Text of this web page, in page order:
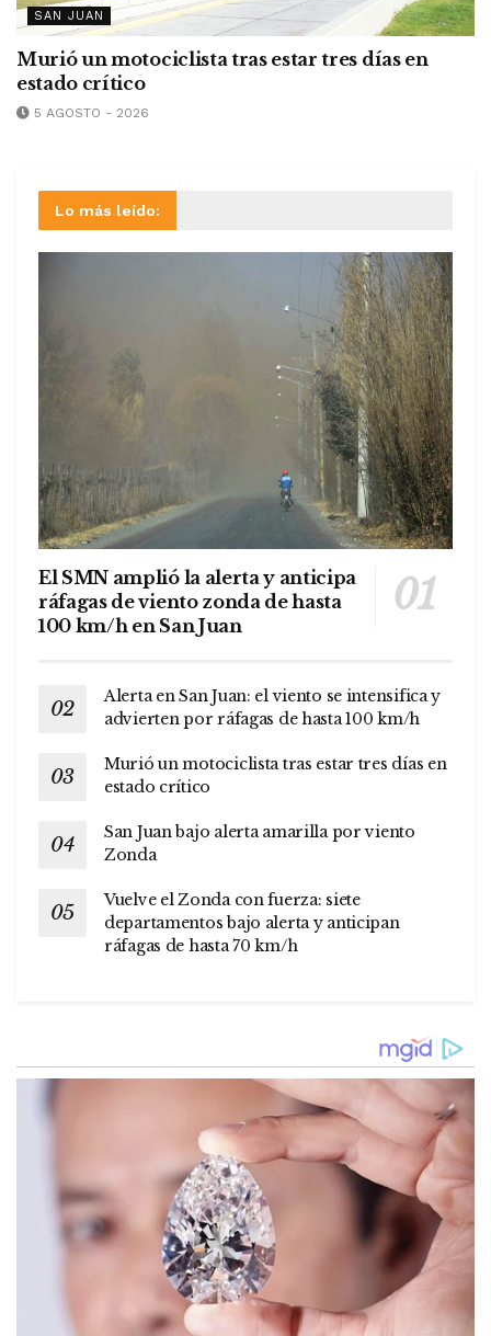
SAN JUAN
Murió un motociclista tras estar tres días en
estado crítico
5 AGOSTO - 2026
Lo más leído:
El SMN amplió la alerta y anticipa
ráfagas de viento zonda de hasta
100 km/h en San Juan
Alerta en San Juan: el viento se intensifica y
advierten por ráfagas de hasta 100 km/h
Murió un motociclista tras estar tres días en
estado crítico
San Juan bajo alerta amarilla por viento
Zonda
Vuelve el Zonda con fuerza: siete
departamentos bajo alerta y anticipan
ráfagas de hasta 70 km/h